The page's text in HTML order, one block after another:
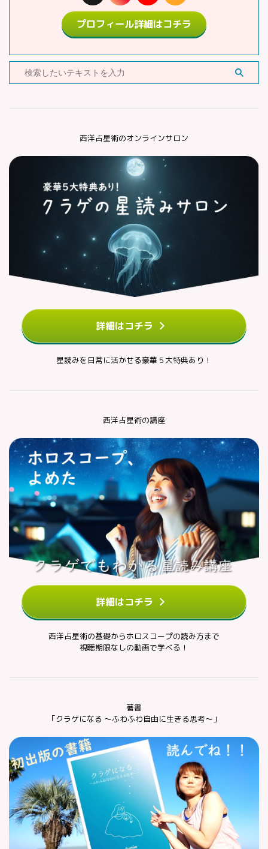
プロフィール詳細はコチラ
西洋占星術のオンラインサロン
詳細はコチラ
星読みを日常に活かせる豪華５大特典あり！
西洋占星術の講座
詳細はコチラ
西洋占星術の基礎からホロスコープの読み方まで
視聴期限なしの動画で学べる！
著書
「クラゲになる ～ふわふわ自由に生きる思考～」